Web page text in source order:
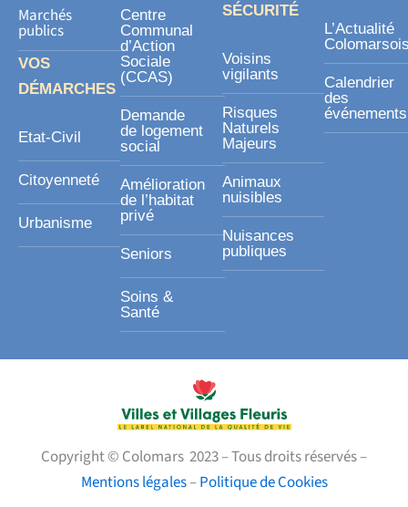
Marchés
publics
VOS
DÉMARCHES
Etat-Civil
Citoyenneté
Urbanisme
Centre
Communal
d’Action
Sociale
(CCAS)
Demande
de logement
social
Amélioration
de l’habitat
privé
Seniors
Soins &
Santé
SÉCURITÉ
Voisins
vigilants
Risques
Naturels
Majeurs
Animaux
nuisibles
Nuisances
publiques
L’Actualité
Calendrier
des
événements
Copyright © Colomars 2023 – Tous droits réservés –
Mentions légales–Politique de Cookies